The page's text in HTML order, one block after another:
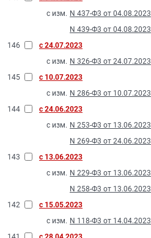
с изм. N 437-Ф3 от 04.08.2023
N 439-Ф3 от 04.08.2023
146
с 24.07.2023
с изм. N 326-Ф3 от 24.07.2023
145
с 10.07.2023
с изм. N 286-Ф3 от 10.07.2023
144
с 24.06.2023
с изм. N 253-Ф3 от 13.06.2023
N 269-Ф3 от 24.06.2023
143
с 13.06.2023
с изм. N 229-Ф3 от 13.06.2023
N 258-Ф3 от 13.06.2023
142
с 15.05.2023
с изм. N 118-Ф3 от 14.04.2023